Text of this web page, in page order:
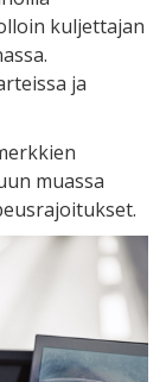
kuljettajan
ja
muassa